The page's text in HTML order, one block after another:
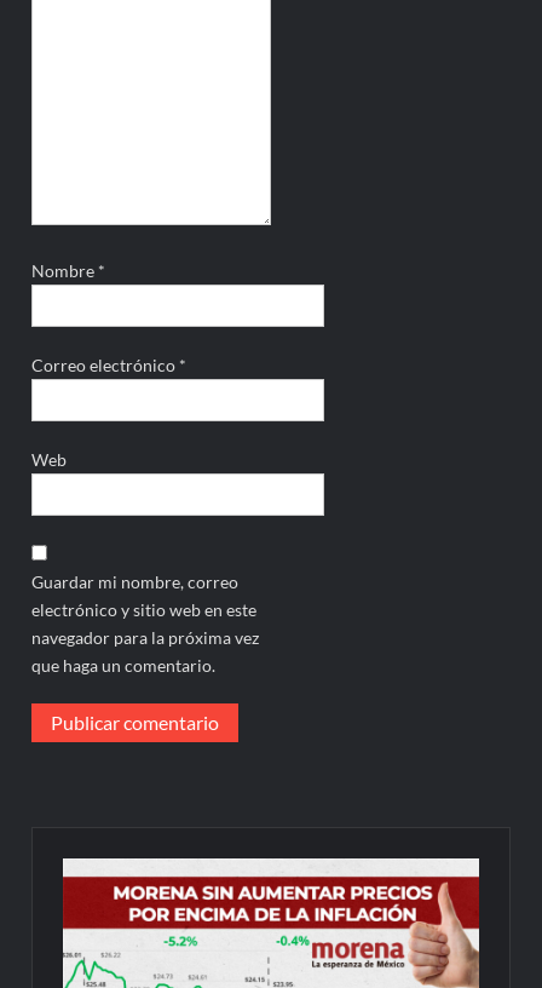
Nombre *
Correo electrónico *
Web
Guardar mi nombre, correo
electrónico y sitio web en este
navegador para la próxima vez
que haga un comentario.